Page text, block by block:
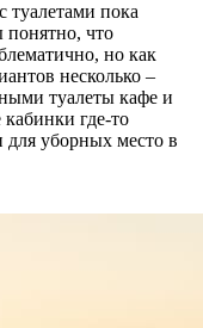
туалетами пока
понятно, что
но как
несколько –
туалеты кафе и
кабинки где-то
для уборных место в